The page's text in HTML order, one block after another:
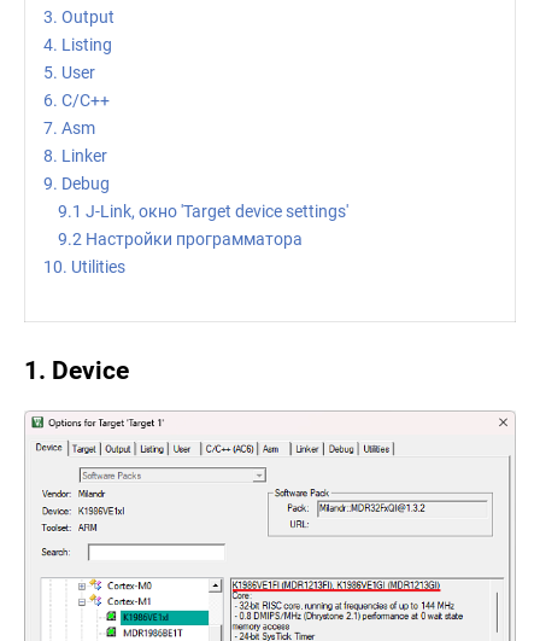
3. Output
4. Listing
5. User
6. C/C++
7. Asm
8. Linker
9. Debug
9.1 J-Link, окно 'Target device settings'
9.2 Настройки программатора
10. Utilities
1. Device